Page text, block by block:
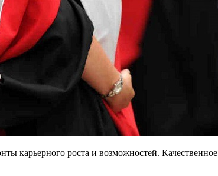
карьерного роста и возможностей. Качественное